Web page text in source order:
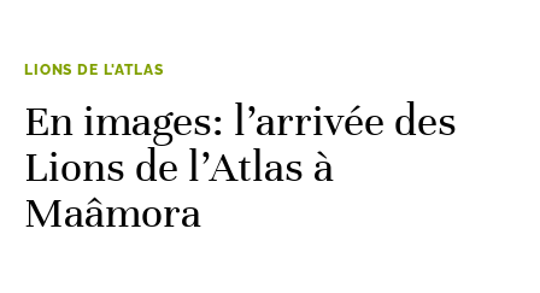
LIONS DE L'ATLAS
En images: l’arrivée des
Lions de l’Atlas à
Maâmora